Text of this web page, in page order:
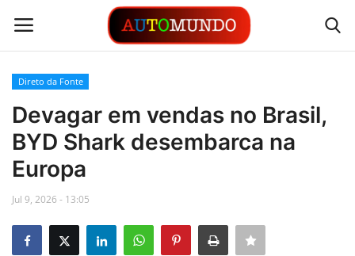
Login
Contato
Links
Busca Direta
Direto da Fonte
Devagar em vendas no Brasil,
BYD Shark desembarca na
Europa
Jul 9, 2026 - 13:05